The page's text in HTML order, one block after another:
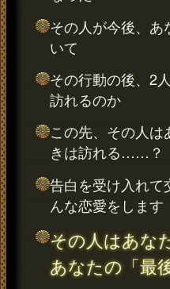
その人が今後、あ
いて
その行動の後、2
訪れるのか
この先、その人は
きは訪れる……？
告白を受け入れて
んな恋愛をします
その人はあな
あなたの「最